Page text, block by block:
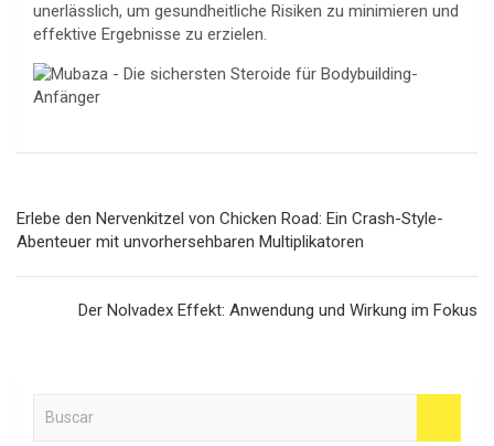
unerlässlich, um gesundheitliche Risiken zu minimieren und
effektive Ergebnisse zu erzielen.
de
entradas
Erlebe den Nervenkitzel von Chicken Road: Ein Crash-Style-
Abenteuer mit unvorhersehbaren Multiplikatoren
Der Nolvadex Effekt: Anwendung und Wirkung im Fokus